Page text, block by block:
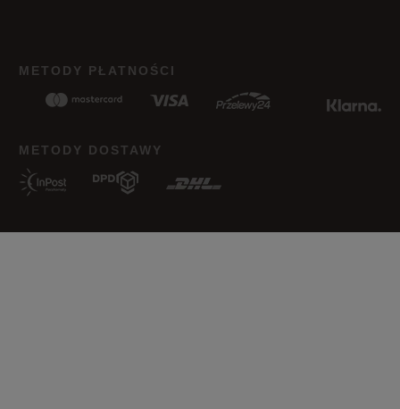
METODY PŁATNOŚCI
METODY DOSTAWY